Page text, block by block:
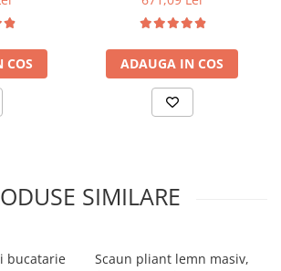
80 kg,
COS ADAUGA IN COS
SIMILARE
bucatarie
Scaun pliant lemn masiv,